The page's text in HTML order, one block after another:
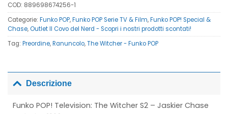
COD: 889698674256-1
Categorie: Funko POP,Funko POP Serie TV & Film,Funko POP! Special &
Chase, Outlet Il Covo del Nerd - Scopri i nostri prodotti scontati!
Tag: Preordine,Ranuncolo,The Witcher - Funko POP
Descrizione
Funko POP! Television: The Witcher S2 – Jaskier Chase